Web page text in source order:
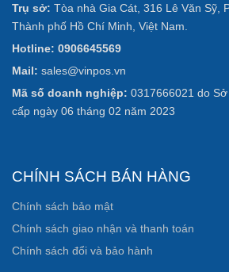
Trụ sở: Tòa nhà Gia Cát, 316 Lê Văn Sỹ,
Thành phố Hồ Chí Minh, Việt Nam.
Hotline: 0906645569
Mail: sales@vinpos.vn
Mã số doanh nghiệp: 0317666021 do
cấp ngày 06 tháng 02 năm 2023
CHÍNH SÁCH BÁN HÀNG
Chính sách bảo mật
Chính sách giao nhận và thanh toán
Chính sách đổi và bảo hành